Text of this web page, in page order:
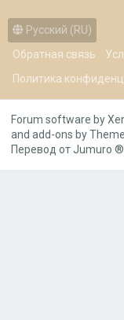
Русский (RU)
Обратная связь
Политика
Forum software by
and add-ons by
Перевод от Jumuro ®